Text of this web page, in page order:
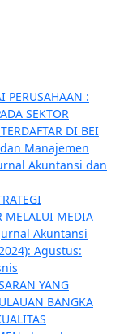
PERUSAHAAN :
SEKTOR
DI BEI
Manajemen
Akuntansi dan
MELALUI MEDIA
Akuntansi
Agustus:
YANG
BANGKA